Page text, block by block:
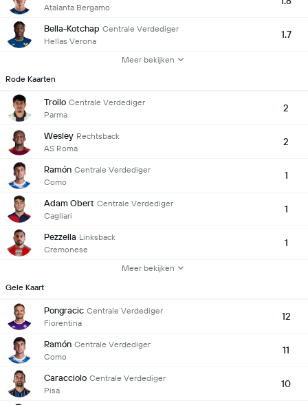
Atalanta Bergamo
Bella-Kotchap Centrale Verdediger
Hellas Verona
1.7
Meer bekijken
Rode Kaarten
Troilo Centrale Verdediger
Parma
2
Wesley Rechtsback
AS Roma
2
Ramón Centrale Verdediger
Como
1
Adam Obert Centrale Verdediger
Cagliari
1
Pezzella Linksback
Cremonese
1
Meer bekijken
Gele Kaart
Pongracic Centrale Verdediger
Fiorentina
12
Ramón Centrale Verdediger
Como
11
Caracciolo Centrale Verdediger
Pisa
10